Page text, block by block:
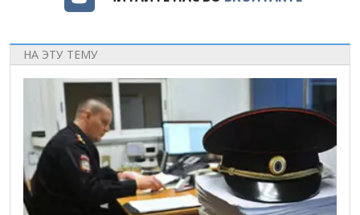
НА ЭТУ ТЕМУ